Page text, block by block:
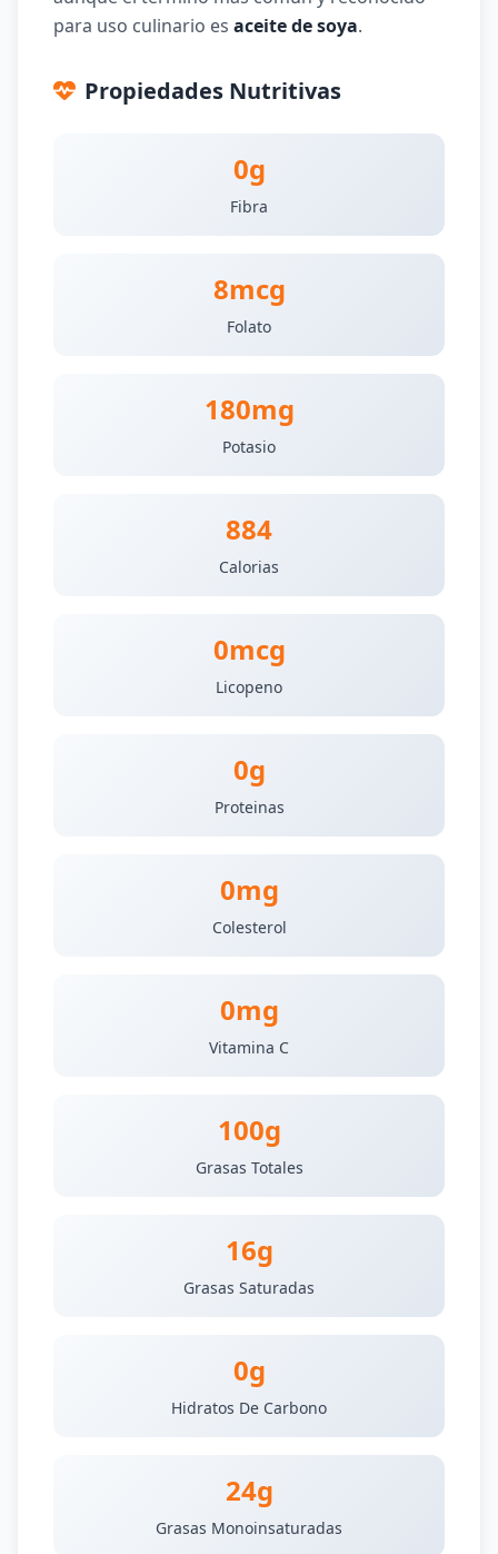
para uso culinario es aceite de soya.
Propiedades Nutritivas
0g
Fibra
8mcg
Folato
180mg
Potasio
884
Calorias
0mcg
Licopeno
0g
Proteinas
0mg
Colesterol
0mg
Vitamina C
100g
Grasas Totales
16g
Grasas Saturadas
0g
Hidratos De Carbono
24g
Grasas Monoinsaturadas